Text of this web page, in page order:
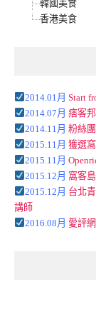
韓國美食
香港美食
2014.01月 Start
2014.07月 痞客
2014.11月 粉絲
2015.11月 獲選
2015.11月
2015.12月 窩客
2015.12月 台北
講師
2016.08月 愛評